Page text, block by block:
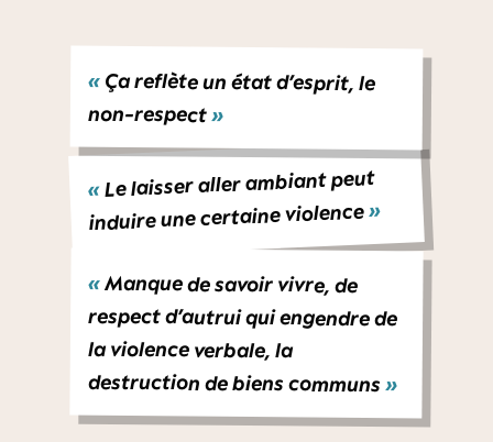
« Ça reflète un état d’esprit, le
non-respect»
« Le laisser aller ambiant peut
induire une certaine violence»
«Manque de savoir vivre, de
respect d’autrui qui engendre de
la violence verbale, la
destruction de biens communs »